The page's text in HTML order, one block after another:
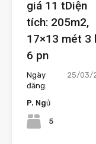
giá 11 tDiện
tích: 205m2,
17×13 mét 3
6 pn
Ngày
đăng:
25/03/
P. Ngủ
5